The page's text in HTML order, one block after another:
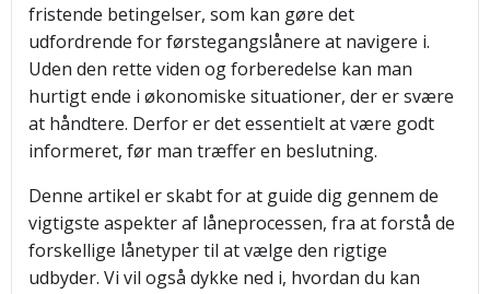
fristende betingelser, som kan gøre det
udfordrende for førstegangslånere at navigere i.
Uden den rette viden og forberedelse kan man
hurtigt ende i økonomiske situationer, der er svære
at håndtere. Derfor er det essentielt at være godt
informeret, før man træffer en beslutning.
Denne artikel er skabt for at guide dig gennem de
vigtigste aspekter af låneprocessen, fra at forstå de
forskellige lånetyper til at vælge den rigtige
udbyder. Vi vil også dykke ned i, hvordan du kan